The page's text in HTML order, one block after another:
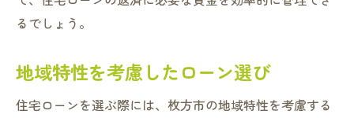
るでしょう。
地域特性を考慮したローン選び
住宅ローンを選ぶ際には、枚方市の地域特性を考慮する